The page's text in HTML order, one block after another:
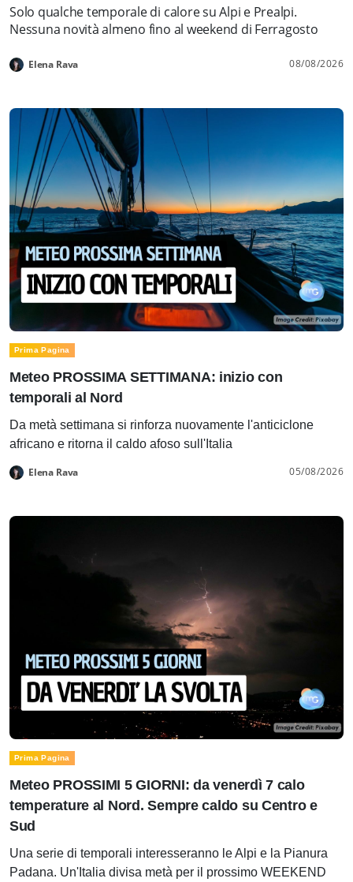
Solo qualche temporale di calore su Alpi e Prealpi.
Nessuna novità almeno fino al weekend di Ferragosto
Elena Rava 08/08/2026
Prima Pagina
Meteo PROSSIMA SETTIMANA: inizio con
temporali al Nord
Da metà settimana si rinforza nuovamente l'anticiclone
africano e ritorna il caldo afoso sull'Italia
Elena Rava 05/08/2026
Prima Pagina
Meteo PROSSIMI 5 GIORNI: da venerdì 7 calo
temperature al Nord. Sempre caldo su Centro e
Sud
Una serie di temporali interesseranno le Alpi e la Pianura
Padana. Un'Italia divisa metà per il prossimo WEEKEND